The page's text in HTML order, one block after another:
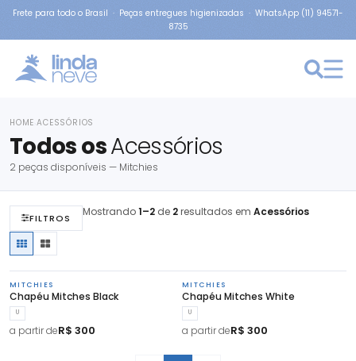
Frete para todo o Brasil · Peças entregues higienizadas · WhatsApp (11) 94571-
8735
HOME ›ACESSÓRIOS
Todos osAcessórios
2 peças disponíveis — Mitchies
FILTROS Mostrando1–2 de 2resultados em Acessórios
MITCHIES
Chapéu Mitches Black
U
a partir deR$ 300
MITCHIES
Chapéu Mitches White
U
a partir deR$ 300